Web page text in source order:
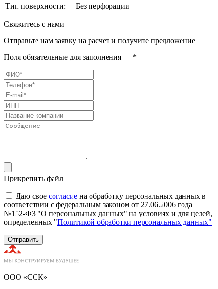
Тип поверхности:
Без перфорации
Свяжитесь с нами
Отправьте нам заявку на расчет и получите предложение
Поля обязательные для заполнения — *
Прикрепить файл
Даю свое согласие на обработку персональных данных в
соответствии с федеральным законом от 27.06.2006 года
№152-ФЗ "О персональных данных" на условиях и для целей,
определенных "Политикой обработки персональных данных"
Отправить
ООО «ССК»